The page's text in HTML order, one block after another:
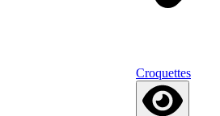
Croquettes